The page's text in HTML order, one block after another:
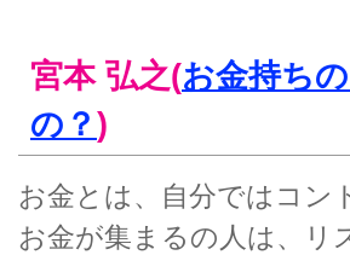
宮本 弘之(お金持ち
の？)
お金とは、自分ではコン
お金が集まるの人は、リ